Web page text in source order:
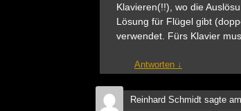
Klavieren(!!), wo die
Lösung für Flügel gibt
verwendet. Fürs Klavier
Antworten ↓
Reinhard Schmidt sagte am